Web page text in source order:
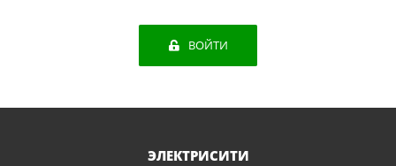
ВОЙТИ
ЭЛЕКТРИСИТИ